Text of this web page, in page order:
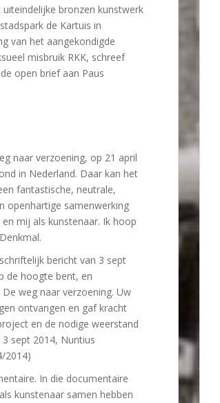
bronzen kunstwerk
de Kartuis in
van het aangekondigde
misbruik RKK, schreef
open brief aan Paus
naar verzoening, op 21 april
in Nederland. Daar kan het
fantastische, neutrale,
openhartige samenwerking
mij als kunstenaar. Ik hoop
bericht van 3 sept
de hoogte bent, en
weg naar verzoening. Uw
ontvangen en gaf kracht
en de nodige weerstand
sept 2014, Nuntius
2014)
In die documentaire
kunstenaar samen hebben